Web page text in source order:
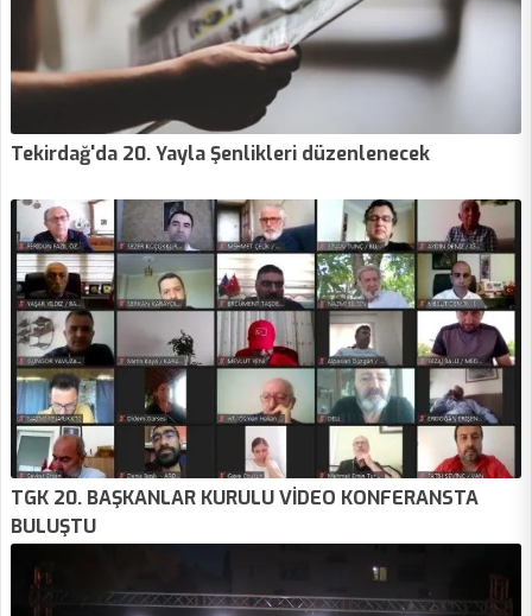
Tekirdağ'da 20. Yayla Şenlikleri düzenlenecek
TGK 20. BAŞKANLAR KURULU VİDEO KONFERANSTA
BULUŞTU